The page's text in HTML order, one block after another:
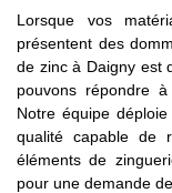
Lorsque vos
présentent des
de zinc à Daigny est
pouvons répondre
Notre équipe
qualité capable de
éléments de
pour une demande